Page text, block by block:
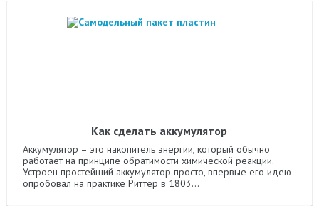
Как сделать аккумулятор
Аккумулятор – это накопитель энергии, который обычно
работает на принципе обратимости химической реакции.
Устроен простейший аккумулятор просто, впервые его идею
опробовал на практике Риттер в 1803...